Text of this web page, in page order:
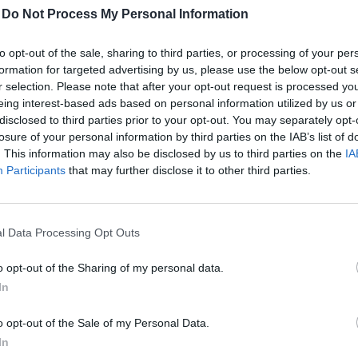
Do Not Process My Personal Information
opt-out of the sale, sharing to third parties, or processing of your
for targeted advertising by us, please use the below opt-out
selection. Please note that after your opt-out request is processed
interest-based ads based on personal information utilized by us
to third parties prior to your opt-out. You may separately
of your personal information by third parties on the IAB’s list of
This information may also be disclosed by us to third parties on the
Participants that may further disclose it to other third parties.
Data Processing Opt Outs
opt-out of the Sharing of my personal data.
opt-out of the Sale of my Personal Data.
az építőiparra vonatkozó kormányrendelet-
társadalmi vitáraa kormány pénteken. Az egyik
bárki számára elérhető építésügyi tájékoztatási
az építési eljárásokban érintett ügyfelek körét
kör helyreállítása. Szintén társadalmi egyeztetésre
építőipari rezsióradíj megemelését, amit a növekvő
indokolnak.
és jelentkezés Az építésügyi tájékoztatási felület
módosítás megszüntette az ÉTDR (jelenlegi nevén: